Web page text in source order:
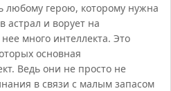
любому герою, которому нужна
астрал и ворует на
много интеллекта. Это
основная
Ведь они не просто не
в связи с малым запасом